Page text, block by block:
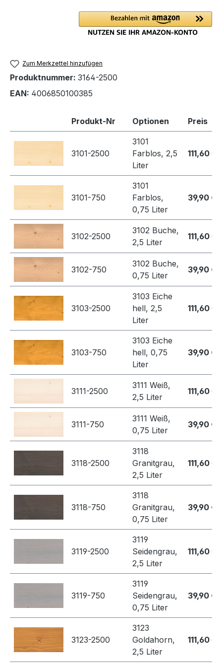
Zum Merkzettel hinzufügen
Produktnummer: 3164-2500
EAN: 4006850100385
Produkt-Nr Optionen Preis
3101-2500
3101
Farblos, 2,5
Liter
111,60 €
3101-750
3101
Farblos,
0,75 Liter
39,90 €
3102-2500
3102 Buche,
2,5 Liter
111,60 €
3102-750
3102 Buche,
0,75 Liter
39,90 €
3103-2500
3103 Eiche
hell, 2,5
Liter
111,60 €
3103-750
3103 Eiche
hell, 0,75
Liter
39,90 €
3111-2500
3111 Weiß,
2,5 Liter
111,60 €
3111-750
3111 Weiß,
0,75 Liter
39,90 €
3118-2500
3118
Granitgrau,
2,5 Liter
111,60 €
3118-750
3118
Granitgrau,
0,75 Liter
39,90 €
3119-2500
3119
Seidengrau,
2,5 Liter
111,60 €
3119-750
3119
Seidengrau,
0,75 Liter
39,90 €
3123-2500
3123
Goldahorn,
2,5 Liter
111,60 €